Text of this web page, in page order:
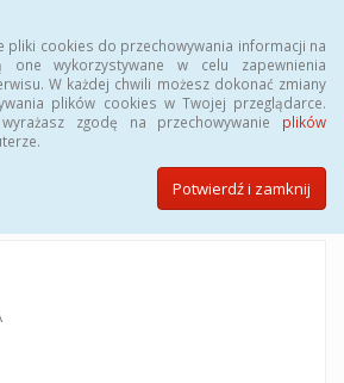
pliki cookies do przechowywania informacji na
one wykorzystywane w celu zapewnienia
W każdej chwili możesz dokonać zmiany
plików cookies w Twojej przeglądarce.
zgodę na przechowywanie plików
Potwierdź i zamknij
PUBLICZNEJ
Miasta Opola